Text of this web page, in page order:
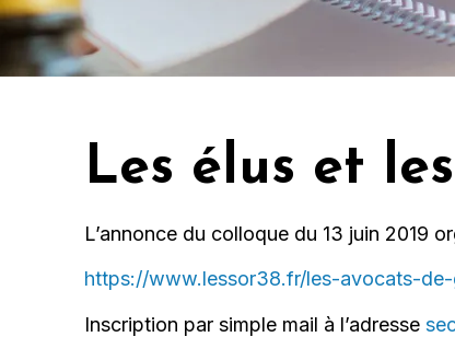
Les élus et
L’annonce du colloque du 13 juin 2019
https://www.lessor38.fr/les-avocats-
Inscription par simple mail à l’adresse